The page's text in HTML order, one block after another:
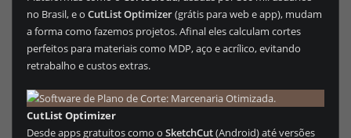
no Brasil, e o CutList Optimizer(grátis para web e app), mudam
a forma como fazemos projetos. Afinal eles calculam cortes
perfeitos para materiais como MDP, aço e acrílico, evitando
retrabalho e custos extras.
CutList Optimizer
Desde apps gratuitos como o SketchCut(Android) até versões